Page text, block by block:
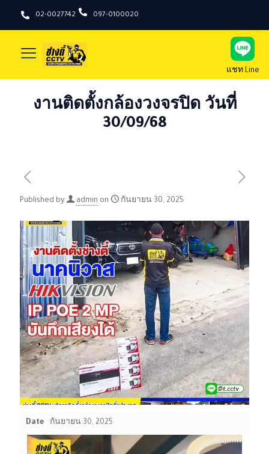
02-0027742 097-0100020
แชท Line
งานติดตั้งกล้องวงจรปิด วันที่
30/09/68
Published by admin on กันยายน 30, 2025
Date กันยายน 30, 2025